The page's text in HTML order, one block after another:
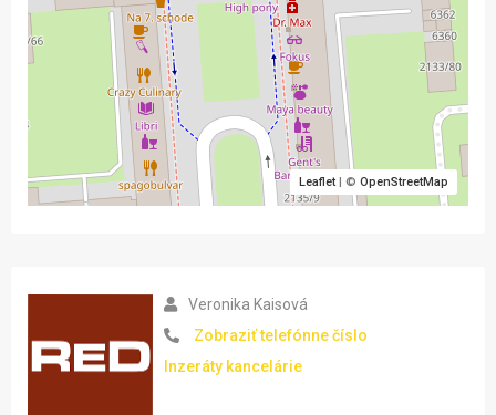
Leaflet| © OpenStreetMap
Veronika Kaisová
Zobraziť telefónne číslo
Inzeráty kancelárie